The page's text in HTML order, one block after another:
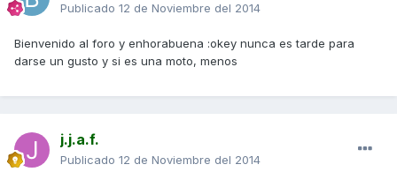
Publicado 12 de Noviembre del 2014
Bienvenido al foro y enhorabuena :okey nunca es tarde para
darse un gusto y si es una moto, menos
j.j.a.f.
Publicado 12 de Noviembre del 2014